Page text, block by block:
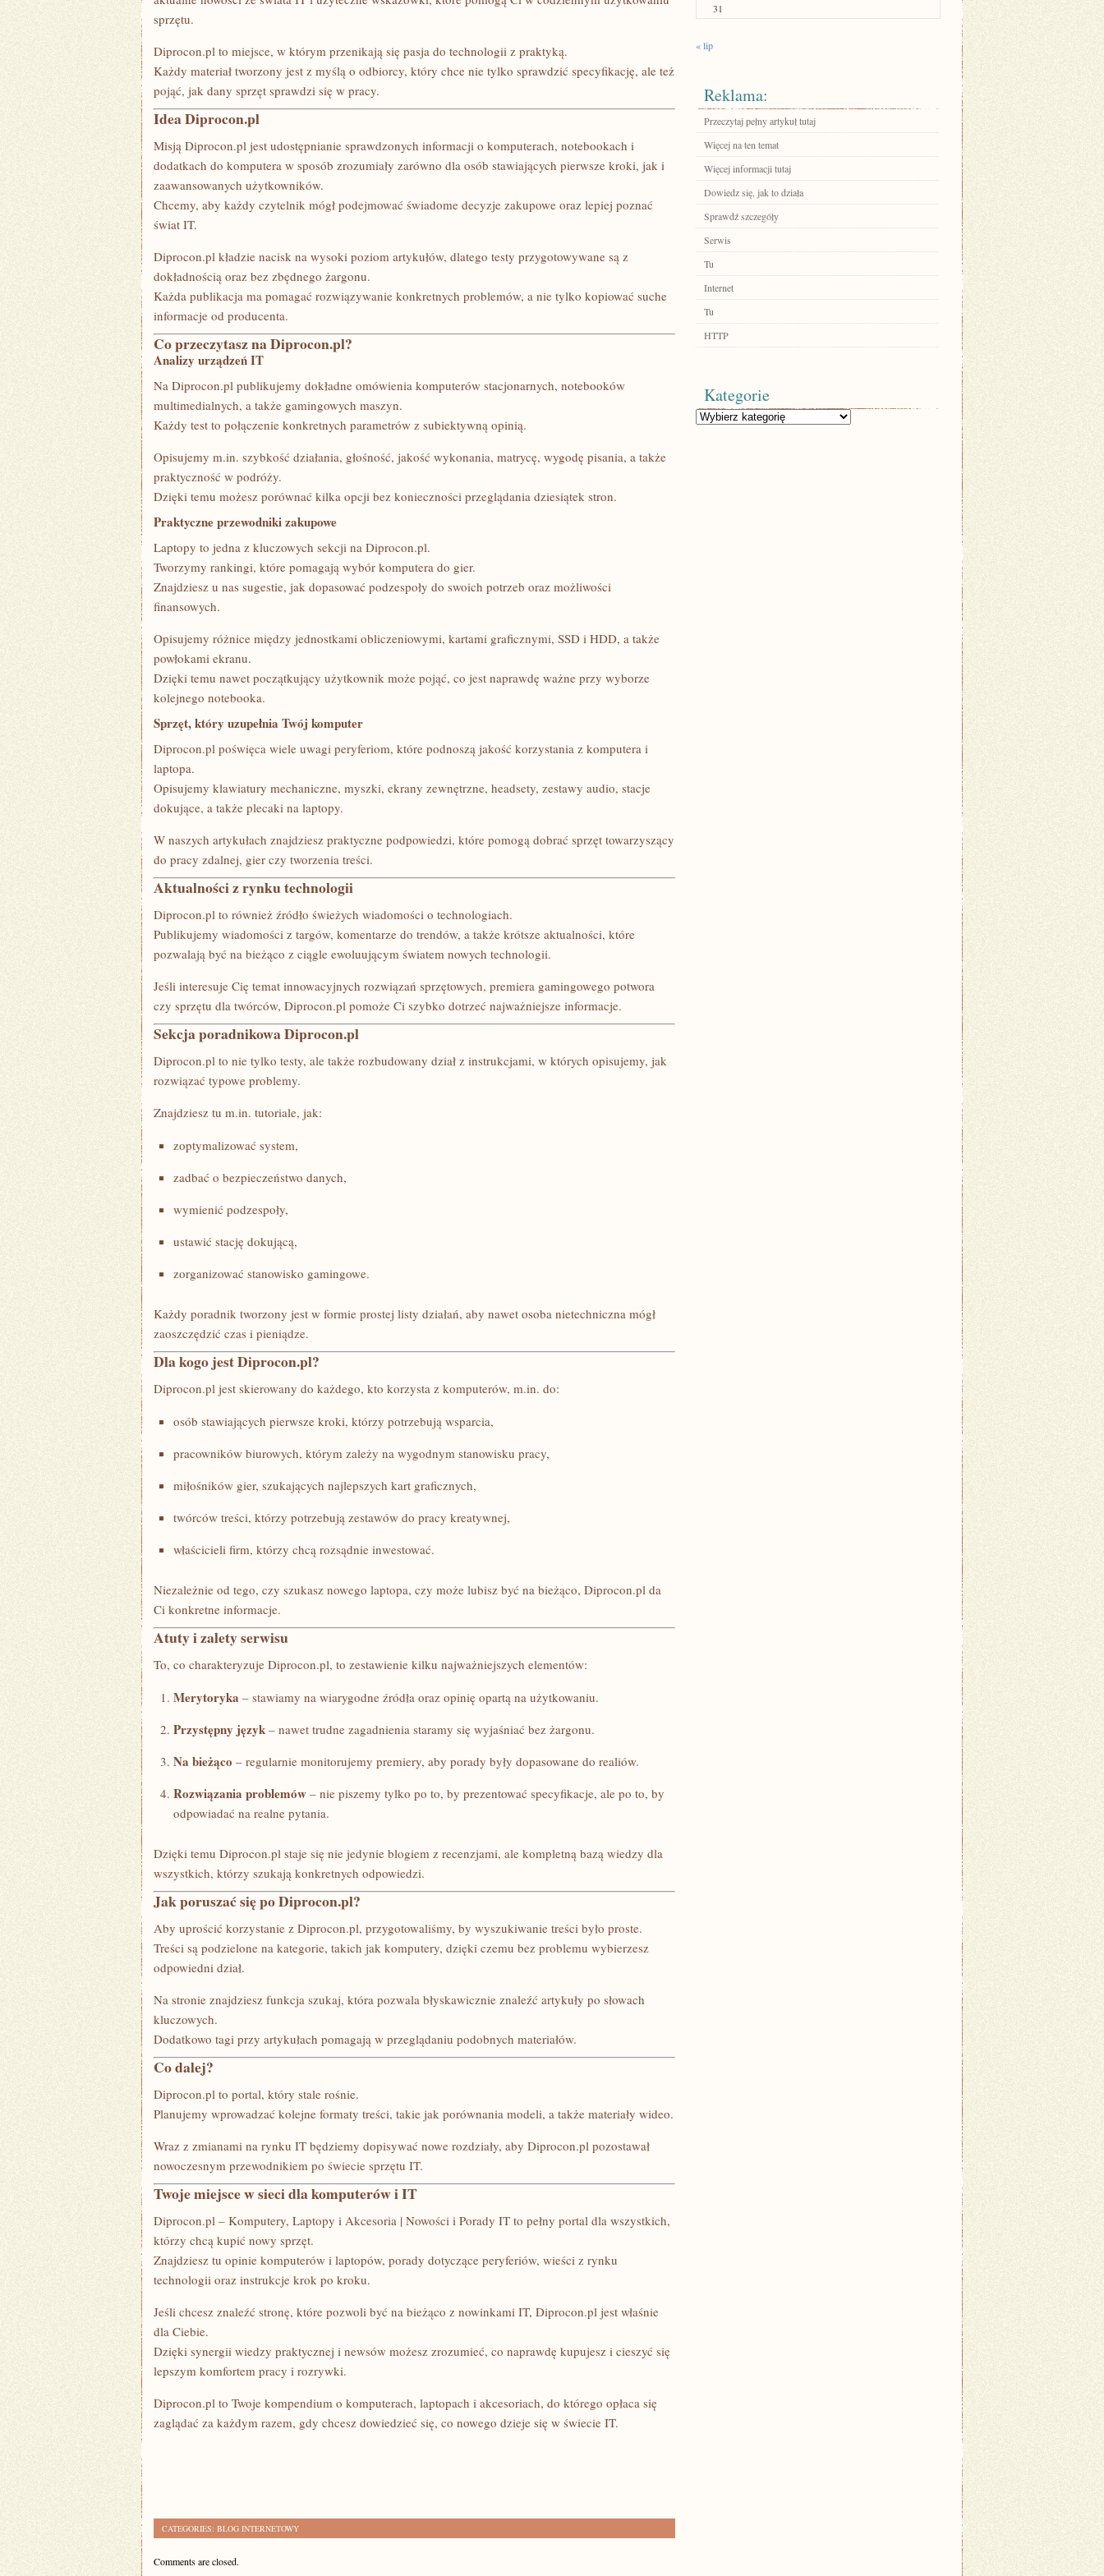
sprzętu.
Diprocon.pl to miejsce, w którym przenikają się pasja do technologii z praktyką.
Każdy materiał tworzony jest z myślą o odbiorcy, który chce nie tylko sprawdzić specyfikację, ale też
pojąć, jak dany sprzęt sprawdzi się w pracy.
Idea Diprocon.pl
Misją Diprocon.pl jest udostępnianie sprawdzonych informacji o komputerach, notebookach i
dodatkach do komputera w sposób zrozumiały zarówno dla osób stawiających pierwsze kroki, jak i
zaawansowanych użytkowników.
Chcemy, aby każdy czytelnik mógł podejmować świadome decyzje zakupowe oraz lepiej poznać
świat IT.
Diprocon.pl kładzie nacisk na wysoki poziom artykułów, dlatego testy przygotowywane są z
dokładnością oraz bez zbędnego żargonu.
Każda publikacja ma pomagać rozwiązywanie konkretnych problemów, a nie tylko kopiować suche
informacje od producenta.
Co przeczytasz na Diprocon.pl?
Analizy urządzeń IT
Na Diprocon.pl publikujemy dokładne omówienia komputerów stacjonarnych, notebooków
multimedialnych, a także gamingowych maszyn.
Każdy test to połączenie konkretnych parametrów z subiektywną opinią.
Opisujemy m.in. szybkość działania, głośność, jakość wykonania, matrycę, wygodę pisania, a także
praktyczność w podróży.
Dzięki temu możesz porównać kilka opcji bez konieczności przeglądania dziesiątek stron.
Praktyczne przewodniki zakupowe
Laptopy to jedna z kluczowych sekcji na Diprocon.pl.
Tworzymy rankingi, które pomagają wybór komputera do gier.
Znajdziesz u nas sugestie, jak dopasować podzespoły do swoich potrzeb oraz możliwości
finansowych.
Opisujemy różnice między jednostkami obliczeniowymi, kartami graficznymi, SSD i HDD, a także
powłokami ekranu.
Dzięki temu nawet początkujący użytkownik może pojąć, co jest naprawdę ważne przy wyborze
kolejnego notebooka.
Sprzęt, który uzupełnia Twój komputer
Diprocon.pl poświęca wiele uwagi peryferiom, które podnoszą jakość korzystania z komputera i
laptopa.
Opisujemy klawiatury mechaniczne, myszki, ekrany zewnętrzne, headsety, zestawy audio, stacje
dokujące, a także plecaki na laptopy.
W naszych artykułach znajdziesz praktyczne podpowiedzi, które pomogą dobrać sprzęt towarzyszący
do pracy zdalnej, gier czy tworzenia treści.
Aktualności z rynku technologii
Diprocon.pl to również źródło świeżych wiadomości o technologiach.
Publikujemy wiadomości z targów, komentarze do trendów, a także krótsze aktualności, które
pozwalają być na bieżąco z ciągle ewoluującym światem nowych technologii.
Jeśli interesuje Cię temat innowacyjnych rozwiązań sprzętowych, premiera gamingowego potwora
czy sprzętu dla twórców, Diprocon.pl pomoże Ci szybko dotrzeć najważniejsze informacje.
Sekcja poradnikowa Diprocon.pl
Diprocon.pl to nie tylko testy, ale także rozbudowany dział z instrukcjami, w których opisujemy, jak
rozwiązać typowe problemy.
Znajdziesz tu m.in. tutoriale, jak:
zoptymalizować system,
zadbać o bezpieczeństwo danych,
wymienić podzespoły,
ustawić stację dokującą,
zorganizować stanowisko gamingowe.
Każdy poradnik tworzony jest w formie prostej listy działań, aby nawet osoba nietechniczna mógł
zaoszczędzić czas i pieniądze.
Dla kogo jest Diprocon.pl?
Diprocon.pl jest skierowany do każdego, kto korzysta z komputerów, m.in. do:
osób stawiających pierwsze kroki, którzy potrzebują wsparcia,
pracowników biurowych, którym zależy na wygodnym stanowisku pracy,
miłośników gier, szukających najlepszych kart graficznych,
twórców treści, którzy potrzebują zestawów do pracy kreatywnej,
właścicieli firm, którzy chcą rozsądnie inwestować.
Niezależnie od tego, czy szukasz nowego laptopa, czy może lubisz być na bieżąco, Diprocon.pl da
Ci konkretne informacje.
Atuty i zalety serwisu
To, co charakteryzuje Diprocon.pl, to zestawienie kilku najważniejszych elementów:
Merytoryka – stawiamy na wiarygodne źródła oraz opinię opartą na użytkowaniu.
Przystępny język – nawet trudne zagadnienia staramy się wyjaśniać bez żargonu.
Na bieżąco – regularnie monitorujemy premiery, aby porady były dopasowane do realiów.
Rozwiązania problemów – nie piszemy tylko po to, by prezentować specyfikacje, ale po to, by
odpowiadać na realne pytania.
Dzięki temu Diprocon.pl staje się nie jedynie blogiem z recenzjami, ale kompletną bazą wiedzy dla
wszystkich, którzy szukają konkretnych odpowiedzi.
Jak poruszać się po Diprocon.pl?
Aby uprościć korzystanie z Diprocon.pl, przygotowaliśmy, by wyszukiwanie treści było proste.
Treści są podzielone na kategorie, takich jak komputery, dzięki czemu bez problemu wybierzesz
odpowiedni dział.
Na stronie znajdziesz funkcja szukaj, która pozwala błyskawicznie znaleźć artykuły po słowach
kluczowych.
Dodatkowo tagi przy artykułach pomagają w przeglądaniu podobnych materiałów.
Co dalej?
Diprocon.pl to portal, który stale rośnie.
Planujemy wprowadzać kolejne formaty treści, takie jak porównania modeli, a także materiały wideo.
Wraz z zmianami na rynku IT będziemy dopisywać nowe rozdziały, aby Diprocon.pl pozostawał
nowoczesnym przewodnikiem po świecie sprzętu IT.
Twoje miejsce w sieci dla komputerów i IT
Diprocon.pl – Komputery, Laptopy i Akcesoria | Nowości i Porady IT to pełny portal dla wszystkich,
którzy chcą kupić nowy sprzęt.
Znajdziesz tu opinie komputerów i laptopów, porady dotyczące peryferiów, wieści z rynku
technologii oraz instrukcje krok po kroku.
Jeśli chcesz znaleźć stronę, które pozwoli być na bieżąco z nowinkami IT, Diprocon.pl jest właśnie
dla Ciebie.
Dzięki synergii wiedzy praktycznej i newsów możesz zrozumieć, co naprawdę kupujesz i cieszyć się
lepszym komfortem pracy i rozrywki.
Diprocon.pl to Twoje kompendium o komputerach, laptopach i akcesoriach, do którego opłaca się
zaglądać za każdym razem, gdy chcesz dowiedzieć się, co nowego dzieje się w świecie IT.
CATEGORIES: BLOG INTERNETOWY
Comments are closed.
31
« lip
Reklama:
Przeczytaj pełny artykuł tutaj
Więcej na ten temat
Więcej informacji tutaj
Dowiedz się, jak to działa
Sprawdź szczegóły
Serwis
Tu
Internet
Tu
HTTP
Kategorie
Kategorie